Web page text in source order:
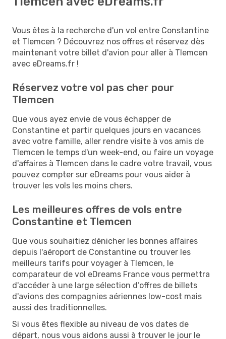
Vous êtes à la recherche d'un vol entre Constantine
et Tlemcen ? Découvrez nos offres et réservez dès
maintenant votre billet d'avion pour aller à Tlemcen
avec eDreams.fr !
Réservez votre vol pas cher pour
Tlemcen
Que vous ayez envie de vous échapper de
Constantine et partir quelques jours en vacances
avec votre famille, aller rendre visite à vos amis de
Tlemcen le temps d'un week-end, ou faire un voyage
d'affaires à Tlemcen dans le cadre votre travail, vous
pouvez compter sur eDreams pour vous aider à
trouver les vols les moins chers.
Les meilleures offres de vols entre
Constantine et Tlemcen
Que vous souhaitiez dénicher les bonnes affaires
depuis l'aéroport de Constantine ou trouver les
meilleurs tarifs pour voyager à Tlemcen, le
comparateur de vol eDreams France vous permettra
d'accéder à une large sélection d’offres de billets
d'avions des compagnies aériennes low-cost mais
aussi des traditionnelles.
Si vous êtes flexible au niveau de vos dates de
départ, nous vous aidons aussi à trouver le jour le